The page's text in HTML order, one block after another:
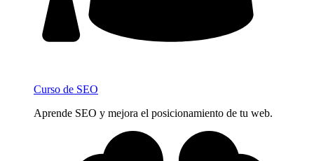
Curso de SEO
Aprende SEO y mejora el posicionamiento de tu web.